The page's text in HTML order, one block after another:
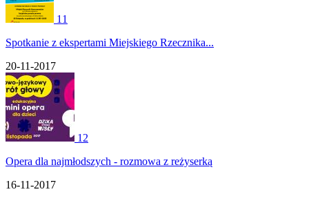
11
Spotkanie z ekspertami Miejskiego Rzecznika...
20-11-2017
12
Opera dla najmłodszych - rozmowa z reżyserką
16-11-2017